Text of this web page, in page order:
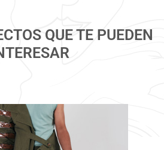
QUE TE PUEDEN